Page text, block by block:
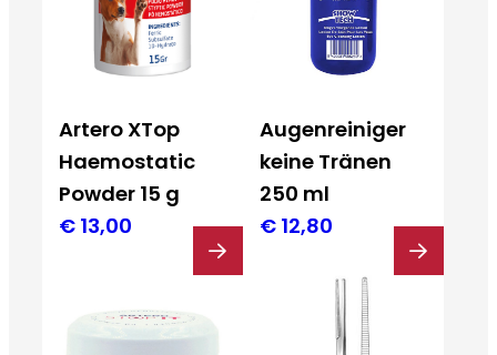
Artero XTop
Haemostatic
Powder 15 g
€ 13,00
Augenreiniger
keine Tränen
250 ml
€ 12,80